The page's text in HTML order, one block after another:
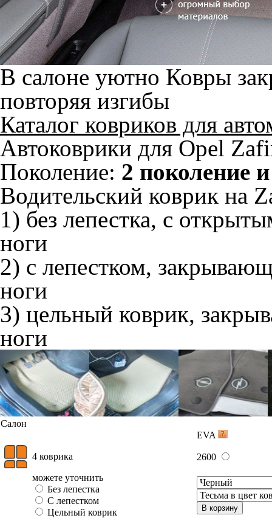
В салоне уютно Ковры
повторяя изгибы
Каталог ковриков для
Автоковрики для Opel
Поколение: 2 поколение
Водительский коврик на
1) без лепестка, с
ноги
2) с лепестком,
ноги
3) цельный коврик,
ноги
Салон
EVA
4 коврика
2600
можете уточнить
Без лепестка
С лепестком
Цельный коврик
В корзину